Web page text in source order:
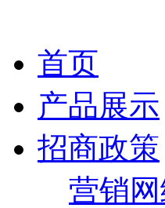
首页
产品展示
招商政策
营销